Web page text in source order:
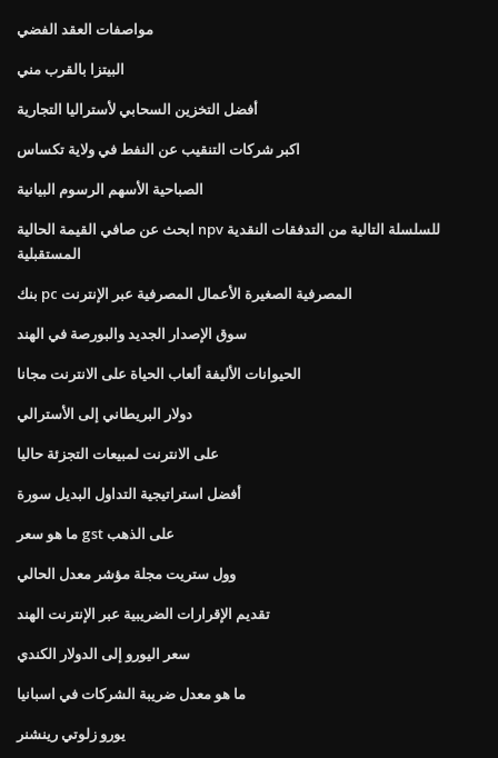
مواصفات العقد الفضي
البيتزا بالقرب مني
أفضل التخزين السحابي لأستراليا التجارية
اكبر شركات التنقيب عن النفط في ولاية تكساس
الصباحية الأسهم الرسوم البيانية
ابحث عن صافي القيمة الحالية npv للسلسلة التالية من التدفقات النقدية
المستقبلية
بنك pc المصرفية الصغيرة الأعمال المصرفية عبر الإنترنت
سوق الإصدار الجديد والبورصة في الهند
الحيوانات الأليفة ألعاب الحياة على الانترنت مجانا
دولار البريطاني إلى الأسترالي
على الانترنت لمبيعات التجزئة حاليا
أفضل استراتيجية التداول البديل سورة
ما هو سعر gst على الذهب
وول ستريت مجلة مؤشر معدل الحالي
تقديم الإقرارات الضريبية عبر الإنترنت الهند
سعر اليورو إلى الدولار الكندي
ما هو معدل ضريبة الشركات في اسبانيا
يورو زلوتي رينشنر